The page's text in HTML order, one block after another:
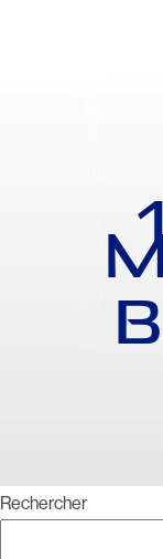
Rechercher